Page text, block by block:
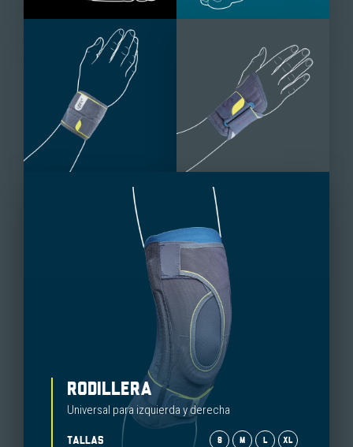
RODILLERA
Universal para izquierda y derecha
TALLAS S M L XL